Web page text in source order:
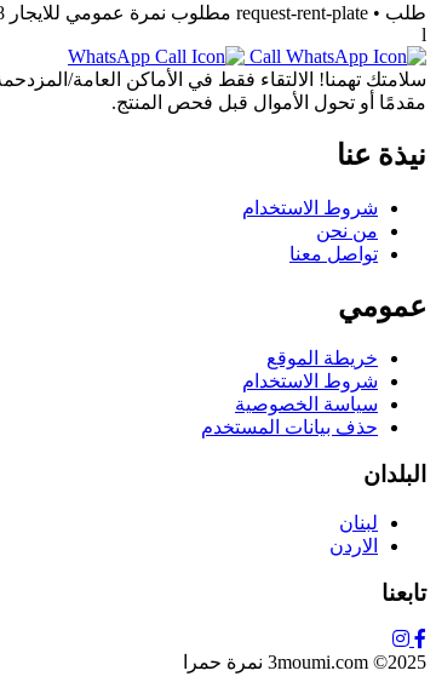
طلب • request-rent-plate مطلوب نمرة عمومي للايجار 76328818
l
Call
سلامتك تهمنا! الالتقاء فقط في الأماكن العامة/
مقدمًا أو تحول الأموال قبل فحص المنتج.
نيذة عنا
شروط الاستخدام
من نحن
تواصل معنا
عمومي
خريطة الموقع
شروط الاستخدام
سياسة الخصوصية
حذف بيانات المستخدم
البلدان
لبنان
الاردن
تابعنا
3moumi.com ©2025 نمرة حمرا